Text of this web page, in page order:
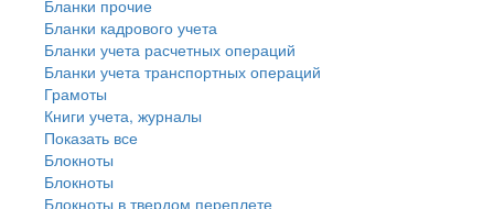
Бланки прочие
Бланки кадрового учета
Бланки учета расчетных операций
Бланки учета транспортных операций
Грамоты
Книги учета, журналы
Показать все
Блокноты
Блокноты
Блокноты в твердом переплете